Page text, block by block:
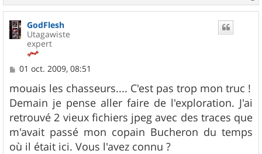
a
u
GodFlesh
Utagawiste
expert
M
s
s
a
g
e
01 oct. 2009, 08:51
mouais les chasseurs.... C'est pas trop mon truc !
Demain je pense aller faire de l'exploration. J'ai
retrouvé 2 vieux fichiers jpeg avec des traces que
m'avait passé mon copain Bucheron du temps
où il était ici. Vous l'avez connu ?